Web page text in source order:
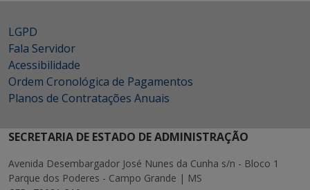
LGPD
Fala Servidor
Acessibilidade
Ordem Cronológica de Pagamentos
Planos de Contratações Anuais
SECRETARIA DE ESTADO DE ADMINISTRAÇÃO
Avenida Desembargador José Nunes da Cunha s/n - Bloco 1
Parque dos Poderes - Campo Grande | MS